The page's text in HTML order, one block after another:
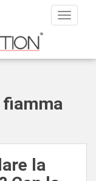
fiamma
la